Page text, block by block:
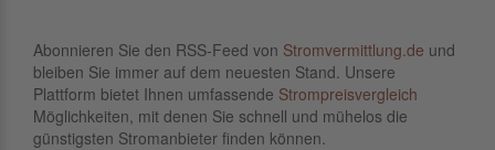
Abonnieren Sie den RSS-Feed von Stromvermittlung.de und
bleiben Sie immer auf dem neuesten Stand. Unsere
Plattform bietet Ihnen umfassende Strompreisvergleich
Möglichkeiten, mit denen Sie schnell und mühelos die
günstigsten Stromanbieter finden können.